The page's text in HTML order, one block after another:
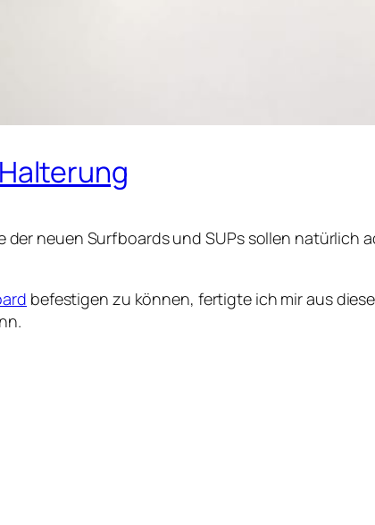
der neuen Surfboards und SUPs sollen natürlich
befestigen zu können, fertigte ich mir aus